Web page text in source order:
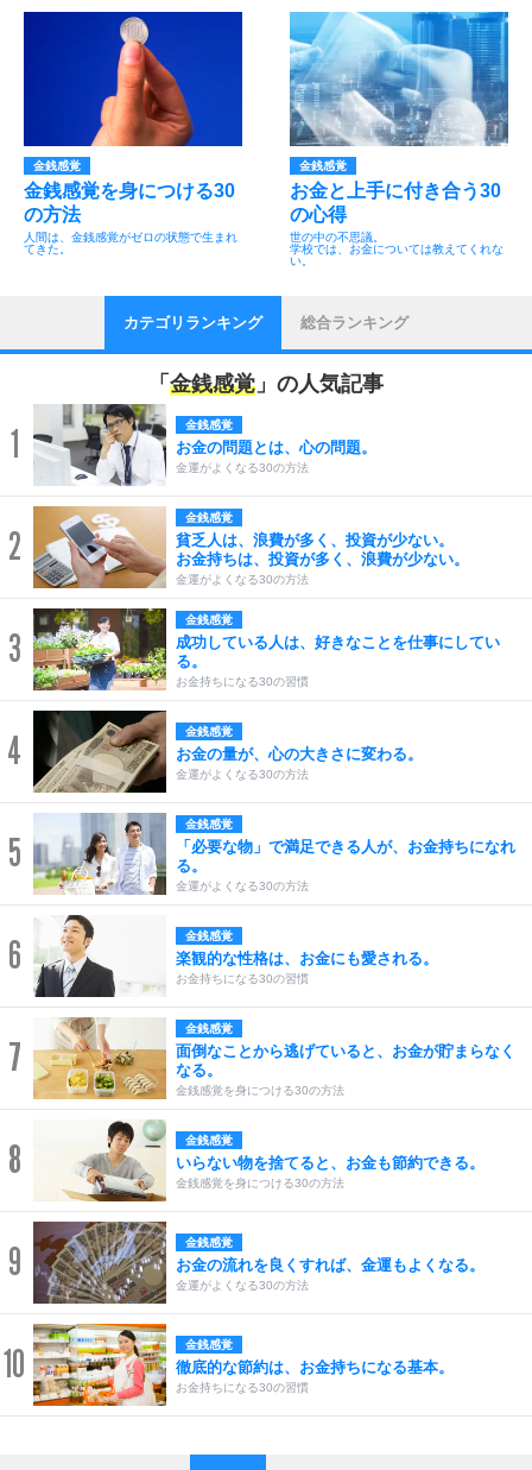
金銭感覚
金銭感覚を身につける30
の方法
人間は、金銭感覚がゼロの状態で生まれ
てきた。
金銭感覚
お金と上手に付き合う30
の心得
世の中の不思議。
学校では、お金については教えてくれな
い。
カテゴリランキング 総合ランキング
「 金銭感覚 」の人気記事
1 金銭感覚
お金の問題とは、心の問題。
金運がよくなる30の方法
2
金銭感覚
貧乏人は、浪費が多く、投資が少ない。
お金持ちは、投資が多く、浪費が少ない。
金運がよくなる30の方法
3
金銭感覚
成功している人は、好きなことを仕事にしてい
る。
お金持ちになる30の習慣
4 金銭感覚
お金の量が、心の大きさに変わる。
金運がよくなる30の方法
5
金銭感覚
「必要な物」で満足できる人が、お金持ちになれ
る。
金運がよくなる30の方法
6 金銭感覚
楽観的な性格は、お金にも愛される。
お金持ちになる30の習慣
7
金銭感覚
面倒なことから逃げていると、お金が貯まらなく
なる。
金銭感覚を身につける30の方法
8 金銭感覚
いらない物を捨てると、お金も節約できる。
金銭感覚を身につける30の方法
9 金銭感覚
お金の流れを良くすれば、金運もよくなる。
金運がよくなる30の方法
10 金銭感覚
徹底的な節約は、お金持ちになる基本。
お金持ちになる30の習慣